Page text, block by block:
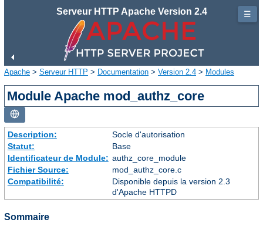
Serveur HTTP Apache Version 2.4
Apache > Serveur HTTP > Documentation > Version 2.4 > Modules
Module Apache mod_authz_core
Description:
Socle d'autorisation
Statut:
Base
Identificateur de Module: authz_core_module
Fichier Source:
mod_authz_core.c
Compatibilité:
Disponible depuis la version 2.3
d'Apache HTTPD
Sommaire
☰